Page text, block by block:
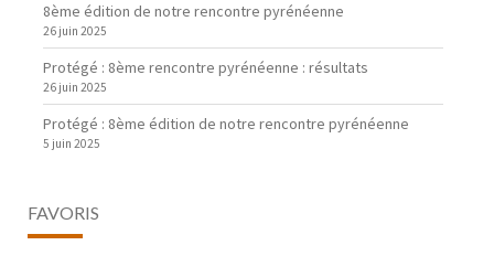
8ème édition de notre rencontre pyrénéenne
26 juin 2025
Protégé : 8ème rencontre pyrénéenne : résultats
26 juin 2025
Protégé : 8ème édition de notre rencontre pyrénéenne
5 juin 2025
FAVORIS